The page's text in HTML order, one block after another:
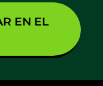
EN EL